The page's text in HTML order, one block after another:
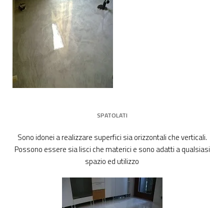
SPATOLATI
Sono idonei a realizzare superfici sia orizzontali che verticali.
Possono essere sia lisci che materici e sono adatti a qualsiasi
spazio ed utilizzo